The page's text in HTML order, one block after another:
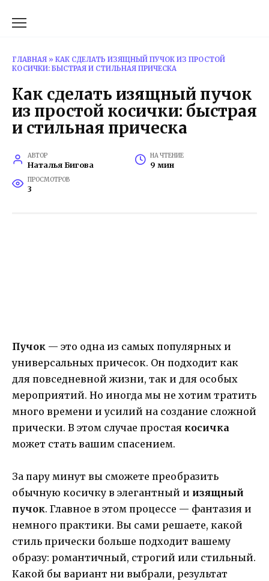
ГЛАВНАЯ » КАК СДЕЛАТЬ ИЗЯЩНЫЙ ПУЧОК ИЗ ПРОСТОЙ
КОСИЧКИ: БЫСТРАЯ И СТИЛЬНАЯ ПРИЧЕСКА
Как сделать изящный пучок
из простой косички: быстрая
и стильная прическа
АВТОР
Наталья Бигова
НА ЧТЕНИЕ
9 мин
ПРОСМОТРОВ
3
Пучок — это одна из самых популярных и
универсальных причесок. Он подходит как
для повседневной жизни, так и для особых
мероприятий. Но иногда мы не хотим тратить
много времени и усилий на создание сложной
прически. В этом случае простая косичка
может стать вашим спасением.
За пару минут вы сможете преобразить
обычную косичку в элегантный и изящный
пучок. Главное в этом процессе — фантазия и
немного практики. Вы сами решаете, какой
стиль прически больше подходит вашему
образу: романтичный, строгий или стильный.
Какой бы вариант ни выбрали, результат